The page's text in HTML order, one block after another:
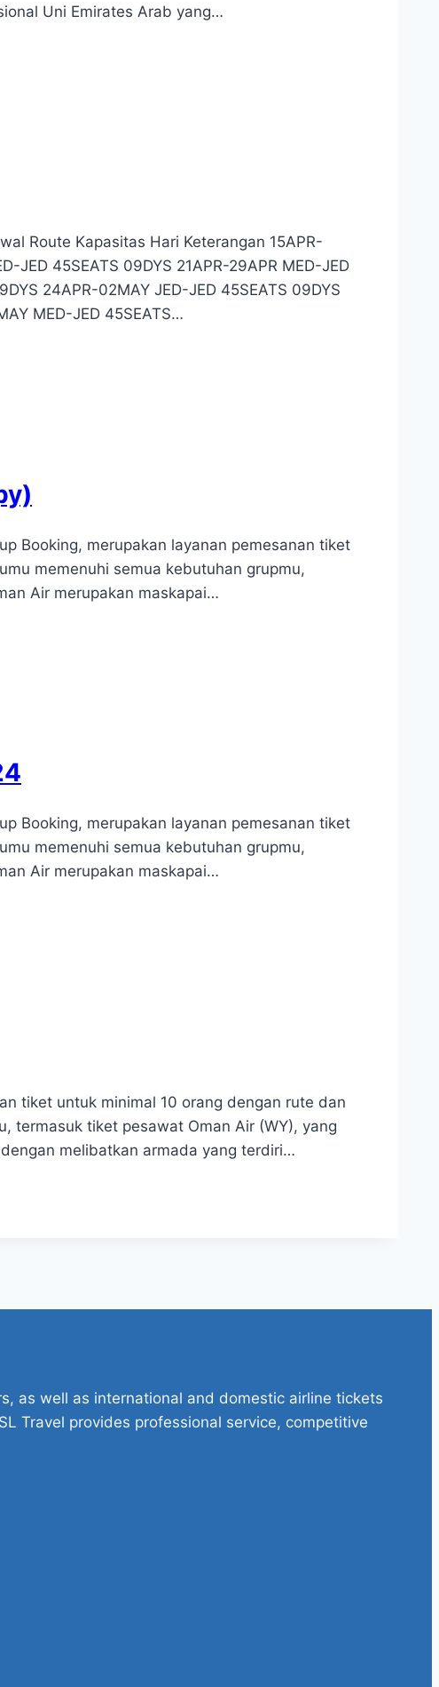
Uni Emirates Arab yang…
Route Kapasitas Hari Keterangan 15APR-
JED 45SEATS 09DYS 21APR-29APR MED-JED
24APR-02MAY JED-JED 45SEATS 09DYS
MED-JED 45SEATS…
Booking, merupakan layanan pemesanan tiket
memenuhi semua kebutuhan grupmu,
Air merupakan maskapai…
Booking, merupakan layanan pemesanan tiket
memenuhi semua kebutuhan grupmu,
Air merupakan maskapai…
tiket untuk minimal 10 orang dengan rute dan
termasuk tiket pesawat Oman Air (WY), yang
melibatkan armada yang terdiri…
as well as international and domestic airline tickets
Travel provides professional service, competitive